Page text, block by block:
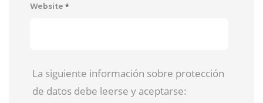
Website *
La siguiente información sobre protección
de datos debe leerse y aceptarse: